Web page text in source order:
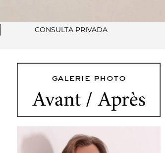
CONSULTA PRIVADA